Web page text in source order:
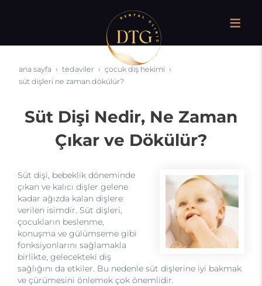
ana sayfa tedaviler
çocuk diş hekimi
süt dişleri ne zaman dökülür?
Süt Dişi Nedir, Ne Zaman
Çıkar ve Dökülür?
Süt dişi, bebeklik döneminde
çıkan ve kalıcı dişler gelene
kadar ağızda kalan dişlere
verilen isimdir. Süt dişleri,
çocukların beslenme,
konuşma ve gülümseme gibi
fonksiyonlarını sağlamakla
birlikte, gelecekteki diş
sağlığını da etkiler. Bu nedenle süt dişlerine iyi bakmak
ve çürümesini önlemek çok önemlidir.